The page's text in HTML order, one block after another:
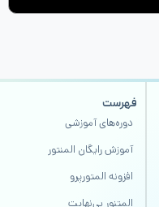
فهرست
دوره‌های آموزشی
آموزش رایگان المنتور
افزونه المتورپرو
المتنور بی‌نهایت